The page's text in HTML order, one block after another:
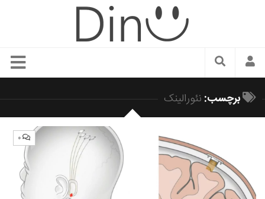
سبک زندگی
شیک پوشی
دکوراسیون و چیدمان
غذا
برچسب: نئورالینک
۰